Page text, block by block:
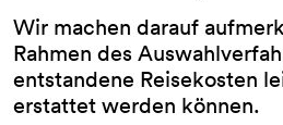
Wir machen darauf
Rahmen des
entstandene Reisekosten
erstattet werden können.